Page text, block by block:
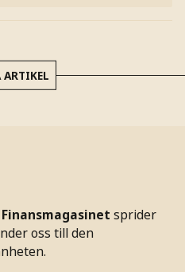
ARTIKEL
sprider
oss till den